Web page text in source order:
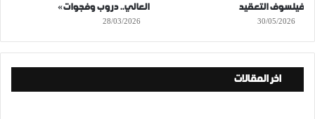
فيلسوف التعقيد
30/05/2026
العالي.. دروب وفجوات»
28/03/2026
اخر المقالات